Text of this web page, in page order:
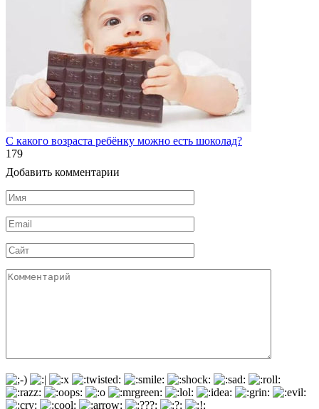
С какого возраста ребёнку можно есть шоколад?
1 79
Добавить комментарии
Имя
*
Email
*
Сайт
Комментарий